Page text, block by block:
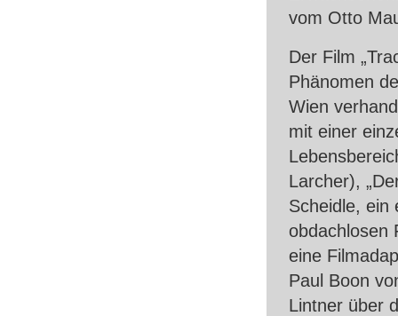
vom Otto
Der Film
Phänomen
Wien
mit einer
Larcher),
Scheidle, ein
obdachlosen
eine
Paul Boon
Lintner über